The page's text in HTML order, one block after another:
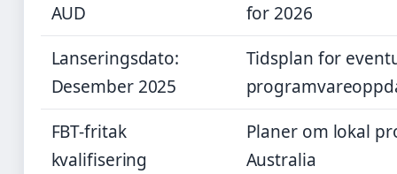
AUD
for 2026
Lanseringsdato:
Desember 2025
Tidsplan for
FBT-fritak
kvalifisering
Planer om lokal
Australia